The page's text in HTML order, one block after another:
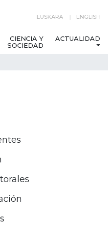
EUSKARA ENGLISH
CIENCIA Y
SOCIEDAD
ACTUALIDAD